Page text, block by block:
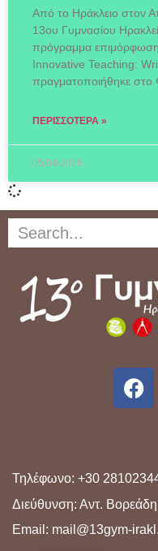
Από το Ηράκλειο στον
13ου Γυμνασίου
πρόγραμμα
Innovative Teaching:
πραγματοποιήθηκε στο
ΠΕΡΙΣΣΌΤΕΡΑ »
05/04/2026
Τηλέφωνο: +30
Διεύθυνση: Αντ.
Email: mail@13gym-